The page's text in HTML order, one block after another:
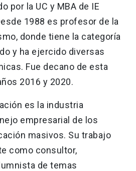
por la UC y MBA de IE
1988 es profesor de la
donde tiene la categoría
y ha ejercido diversas
Fue decano de esta
2016 y 2020.
es la industria
empresarial de los
masivos. Su trabajo
como consultor,
de temas